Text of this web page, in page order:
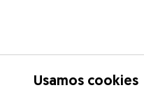
Usamos cookies